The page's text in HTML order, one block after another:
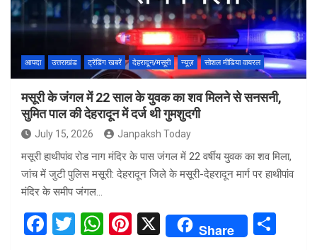
आपदा उत्तराखंड ट्रेंडिंग खबरें देहरादून/मसूरी न्यूज़ सोशल मीडिया वायरल
मसूरी के जंगल में 22 साल के युवक का शव मिलने से सनसनी,
सुमित पाल की देहरादून में दर्ज थी गुमशुदगी
July 15, 2026 Janpaksh Today
मसूरी हाथीपांव रोड नाग मंदिर के पास जंगल में 22 वर्षीय युवक का शव मिला,
जांच में जुटी पुलिस मसूरी: देहरादून जिले के मसूरी-देहरादून मार्ग पर हाथीपांव
मंदिर के समीप जंगल…
F
T
W Pi X Share